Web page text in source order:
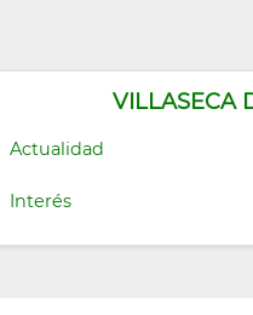
VILLASECA
Actualidad
Interés